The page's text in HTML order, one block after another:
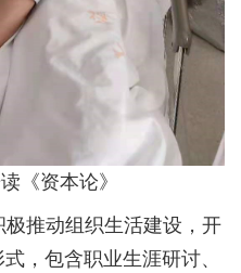
《资本论》
推动组织生活建设，开
，包含职业生涯研讨、